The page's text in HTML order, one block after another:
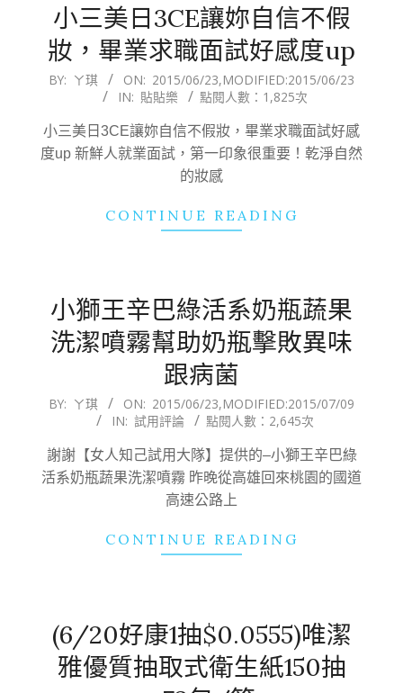
小三美日3CE讓妳自信不假
妝，畢業求職面試好感度up
2015-
23
BY: ㄚ琪 ON: 2015/06/23,MODIFIED:2015/06/23
IN: 貼貼樂 點閱人數：1,825次
小三美日3CE讓妳自信不假妝，畢業求職面試好感
度up 新鮮人就業面試，第一印象很重要！乾淨自然
的妝感
CONTINUE READING
小獅王辛巴綠活系奶瓶蔬果
洗潔噴霧幫助奶瓶擊敗異味
跟病菌
2015-
23
BY: ㄚ琪 ON: 2015/06/23,MODIFIED:2015/07/09
IN: 試用評論 點閱人數：2,645次
謝謝【女人知己試用大隊】提供的–小獅王辛巴綠
活系奶瓶蔬果洗潔噴霧 昨晚從高雄回來桃園的國道
高速公路上
CONTINUE READING
(6/20好康1抽$0.0555)唯潔
雅優質抽取式衛生紙150抽